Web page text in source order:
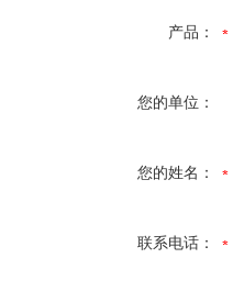
产品：
您的单位：
您的姓名：
联系电话：